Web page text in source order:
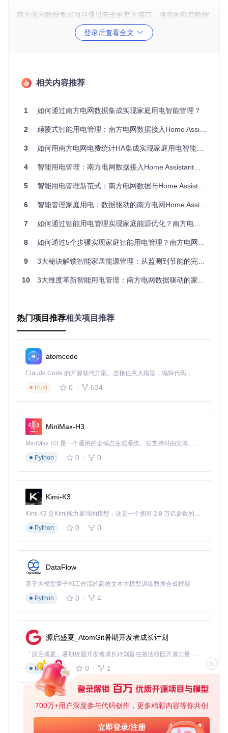
700万+用户深度参与代码创作，更多精彩内容等你共创
立即登录/注册
南方电网数据集成项目通过安全的官方接口，将您的电费数据
无缝接入Home Assistant系统。支持广东、广西、云南、贵州
和海南五省区用户，采用加密传输技术保护隐私，让您随时随
精细化数据监控
直观展示用电规律。
通过详细的每日用电记录，精准掌握家庭用电模式
情况，满足多样化管理需求。
一键切换不同地址的电费账户，管理多处房产用电
灵活参数配置
源消耗，适应不同网络环境。
四步实施路径：快速部署用电监控系统
通过HACS商店搜索"南方电网数据统计"或手动克隆仓库部
署：
git clone
在Home Assistant配置界面选择"添加集成"，输入南方电网账
号信息完成安全验证。
采用官方认证流程，保障账号信息安全
3️⃣ 添加缴费账户
选择"添加已绑定的缴费号"，系统自动获取您账号下的所有用
电账户。
简单几步即可完成多账户配置
灵活配置确保数据获取稳定高效
应用场景：让用电管理更智能
家庭节能监控
通过每日用电曲线识别高耗电时段，合理调整家电使用时间，
每月可节省10-15%电费。
多房产管理
房东或物业管理人员可同时监控多个物业的用电情况，及时发
现异常用电。
用电预算管理
设置月度用电阈值，当接近预设值时自动发送提醒，避免电费
登录后查看全文
相关内容推荐
1 如何通过南方电网数据集成实现家庭用电智能管理？
2 颠覆式智能用电管理：南方电网数据接入Home Assistant革新方案
3 如何用南方电网电费统计HA集成实现家庭用电智能监控？超实用教程！
4 智能用电管理：南方电网数据接入Home Assistant的家庭用电优化方案
5 智能用电管理新范式：南方电网数据与Home Assistant的深度整合
6 智能管理家庭用电：数据驱动的南方电网Home Assistant集成方案
7 如何通过智能用电管理实现家庭能源优化？南方电网数据集成方案解析
8 如何通过5个步骤实现家庭智能用电管理？南方电网数据整合方案
9 3大秘诀解锁智能家居能源管理：从监测到节能的完整指南
10 3大维度革新智能用电管理：南方电网数据驱动的家庭用电优化方案
热门项目推荐相关项目推荐
atomcode
Claude Code 的开源替代方案。连接任意大模型，编辑代码，运行命令，自动验证 — 全自动执行。用 Rust 构建，极致性能。 ｜ An open-source alternative to Claude Code. Connect any LLM, edit code, run commands, and verify changes — autonomously. Built in Rust for speed. Get Started
Rust
0 534
MiniMax-H3
MiniMax H3 是一个通用的全模态生成系统。它支持对由文本、图像、视频和音频组成的多模态上下文进行统一理解，并能生成分辨率高达 2K、时长可达 15 秒的带原生立体声音频的视频。得益于面向任务泛化的系统设计，H3 在预训练阶段就已具备广泛的多模态上下文理解与生成能力，能够出色地执行复杂的多模态指令。
Python
0 0
Kimi-K3
Kimi K3 是Kimi能力最强的模型：这是一个拥有 2.8 万亿参数的混合专家（MoE）模型，具备原生视觉理解能力，并支持 100 万 token 的上下文窗口。
Python
0 0
DataFlow
基于大模型算子和工作流的高效文本大模型训练数据合成框架
Python
0 4
源启盛夏_AtomGit暑期开发者成长计划
「源启盛夏」暑期校园开发者成长计划旨在激活校园开源力量，通过积分激励、认证扶持、资源倾斜等形式，引导高校组织和开发者完成「入驻 — 建项目 — 做贡献 — 获认证 — 得资源」的完整闭环。无论你是想带领社团入驻平台的组织者，还是希望用代码贡献证明自己的开发者，都能在这里找到属于你的成长路径。
Markdown
0 1
py-xiaozhi
基于Python的Xiaozhi AI，适用于想要完整Xiaozhi体验而无需拥有专用硬件的用户。